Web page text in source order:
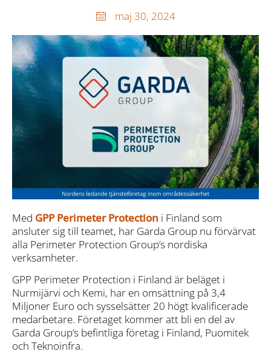
maj 30, 2024
Med GPP Perimeter Protection i Finland som
ansluter sig till teamet, har Garda Group nu förvärvat
alla Perimeter Protection Group’s nordiska
verksamheter.
GPP Perimeter Protection i Finland är beläget i
Nurmijärvi och Kemi, har en omsättning på 3,4
Miljoner Euro och sysselsätter 20 högt kvalificerade
medarbetare. Företaget kommer att bli en del av
Garda Group’s befintliga företag i Finland, Puomitek
och Teknoinfra.